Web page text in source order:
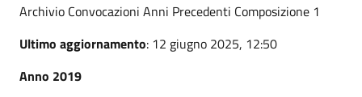
Archivio Convocazioni Anni Precedenti Composizione 1
Ultimo aggiornamento: 12 giugno 2025, 12:50
Anno 2019